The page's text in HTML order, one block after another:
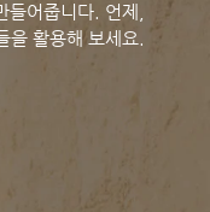
어줍니다. 언제,
을 활용해 보세요.